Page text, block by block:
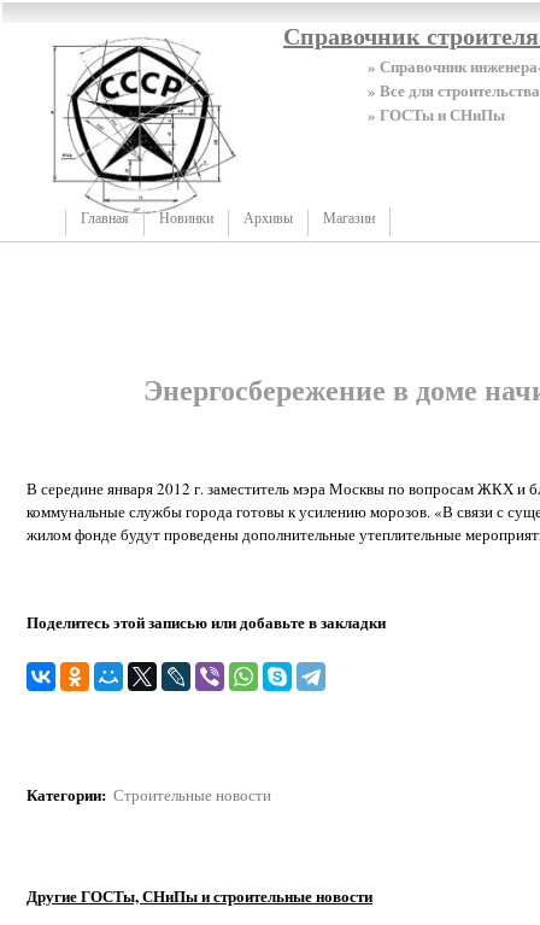
Справочник
» Справочник
» Все для строительства
» ГОСТы и СНиПы
Главная Новинки Архивы Магазин
Энергосбережение в доме
В середине января 2012 г. заместитель мэра Москвы по вопросам ЖКХ и
коммунальные службы города готовы к усилению морозов. «В связи с
жилом фонде будут проведены дополнительные утеплительные
Поделитесь этой записью или добавьте в закладки
Категории: Строительные новости
Другие ГОСТы, СНиПы и строительные новости